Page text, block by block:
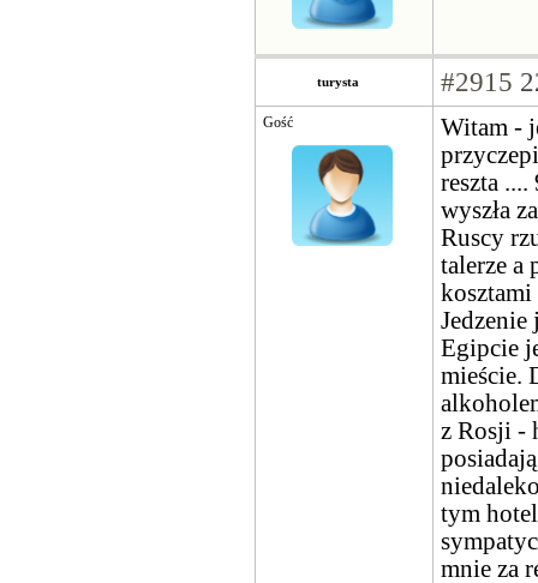
turysta #2915
Gość
Witam -
reszta
wyszła
Ruscy
talerze a
kosztami
Jedzenie
Egipcie
mieście.
z Rosji -
tym
mnie za